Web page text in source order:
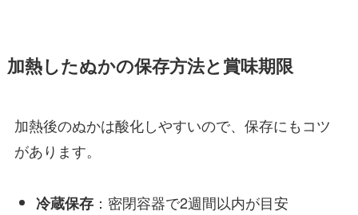
加熱したぬかの保存方法と賞味期限
加熱後のぬかは酸化しやすいので、保存にもコツ
があります。
冷蔵保存：密閉容器で2週間以内が目安